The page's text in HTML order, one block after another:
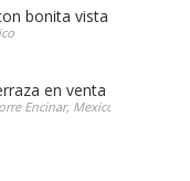
bonita vista arbolada
en venta Encinar en
Encinar, Mexico